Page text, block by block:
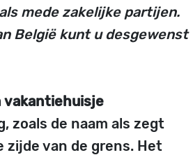
mede zakelijke partijen.
België kunt u desgewenst
vakantiehuisje
zoals de naam als zegt
zijde van de grens. Het